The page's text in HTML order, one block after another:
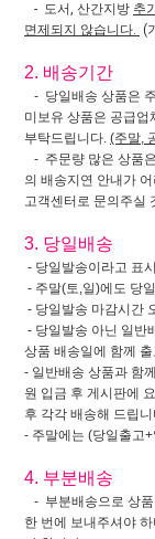
- 도서, 산간지방 추
면제되지 않습니다. (
2. 배송기간
- 당일배송 상품은
미보유 상품은 공급업
부탁드립니다. (주말,
- 주문량 많은 상품
의 배송지연 안내가
고객센터로 문의주실
3. 당일배송
- 당일발송이라고 표
- 주말(토,일)에도 당
- 당일발송 마감시간
- 당일발송 아닌 일반
상품 배송일에 함께
- 일반배송 상품과 함
원 입금 후 게시판에
후 각각 배송해 드립
- 주말에는 (당일출고
4. 부분배송
- 부분배송으로 상품
한 번에 보내주셔야